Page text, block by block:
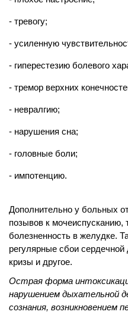
тревогу;
усиленную
гиперестезию болевого
тремор верхних
невралгию;
нарушения сна;
головные боли;
импотенцию.
Дополнительно у больных
позывов к
болезненность в желудке.
регулярные сбои сердечной
кризы и другое.
Острая форма
нарушением дыхательной
сознания, возникновением